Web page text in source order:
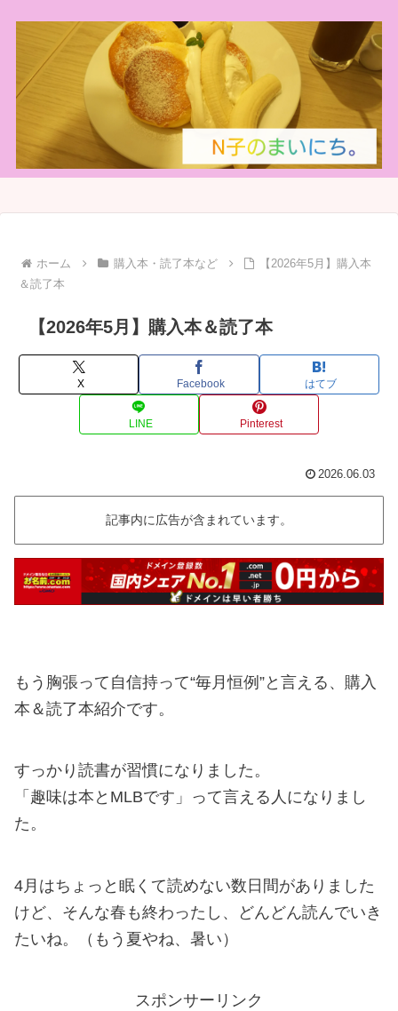
ホーム 購入本・読了本など
【2026年5月】購入本
＆読了本
【2026年5月】購入本＆読了本
X Facebook はてブ
LINE Pinterest
2026.06.03
記事内に広告が含まれています。
もう胸張って自信持って“毎月恒例”と言える、購入
本＆読了本紹介です。
すっかり読書が習慣になりました。
「趣味は本とMLBです」って言える人になりまし
た。
4月はちょっと眠くて読めない数日間がありました
けど、そんな春も終わったし、どんどん読んでいき
たいね。（もう夏やね、暑い）
スポンサーリンク